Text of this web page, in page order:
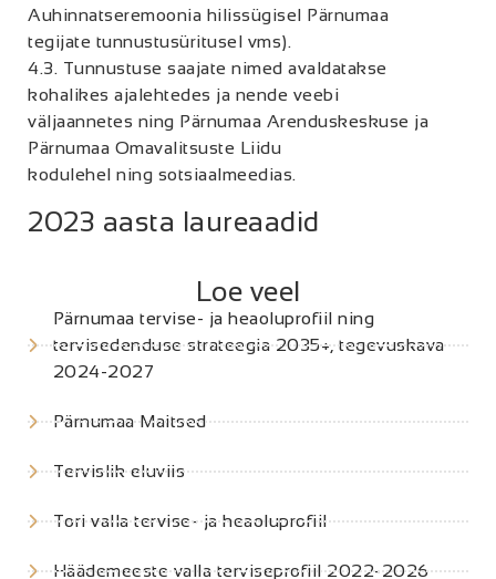
Auhinnatseremoonia hilissügisel Pärnumaa
tegijate tunnustusüritusel vms).
4.3. Tunnustuse saajate nimed avaldatakse
kohalikes ajalehtedes ja nende veebi
väljaannetes ning Pärnumaa Arenduskeskuse ja
Pärnumaa Omavalitsuste Liidu
kodulehel ning sotsiaalmeedias.
2023 aasta laureaadid
Loe veel
Pärnumaa tervise- ja heaoluprofiil ning
tervisedenduse strateegia 2035+, tegevuskava
2024-2027
Pärnumaa Maitsed
Tervislik eluviis
Tori valla tervise- ja heaoluprofiil
Häädemeeste valla terviseprofiil 2022-2026